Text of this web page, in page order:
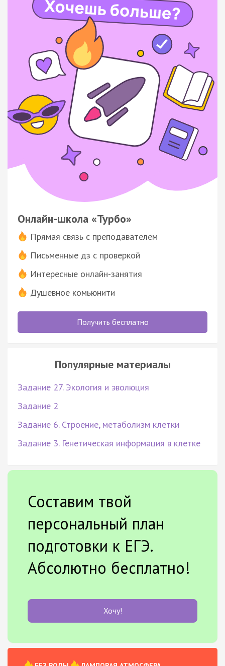
Онлайн-школа «Турбо»
Прямая связь с преподавателем
Письменные дз с проверкой
Интересные онлайн-занятия
Душевное комьюнити
Получить бесплатно
Популярные материалы
Задание 27. Экология и эволюция
Задание 2
Задание 6. Строение, метаболизм клетки
Задание 3. Генетическая информация в клетке
Составим твой
персональный план
подготовки к ЕГЭ.
Абсолютно бесплатно!
Хочу!